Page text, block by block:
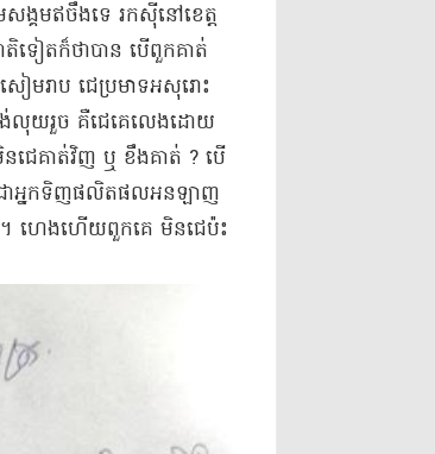
គម​ឥ​ចឹ​ង​ទេ រកស៊ី​នៅ​ខេត្ត
ទៀត​ក៏​ថា​បាន បើ​ពួកគាត់​
មរាប ជេ​ប្រមាទ​អសុរោះ​
ង់លុយ​រួច គឺ​ជេ​គេ​លេង​ដោយ​
ន​ជេ​គាត់​វិញ ឬ ខឹង​គាត់ ? បើ​
ក៏​ជា​អ្នកទិញ​ផលិតផល​អន​ឡាញ​
ល​។ ហេង​ហើយ​ពួកគេ មិន​ជេ​ប៉ះ